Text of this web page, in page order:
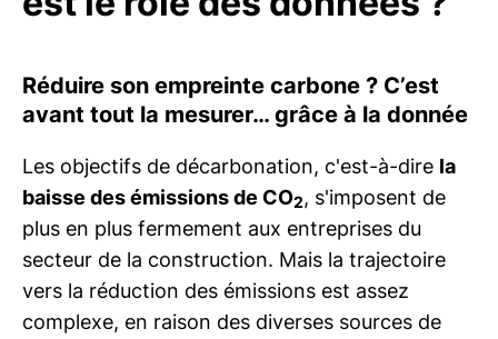
Réduire son empreinte carbone ? C’est
avant tout la mesurer… grâce à la donnée
Les objectifs de décarbonation, c'est-à-dire la
baisse des émissions de CO2, s'imposent de
plus en plus fermement aux entreprises du
secteur de la construction. Mais la trajectoire
vers la réduction des émissions est assez
complexe, en raison des diverses sources de